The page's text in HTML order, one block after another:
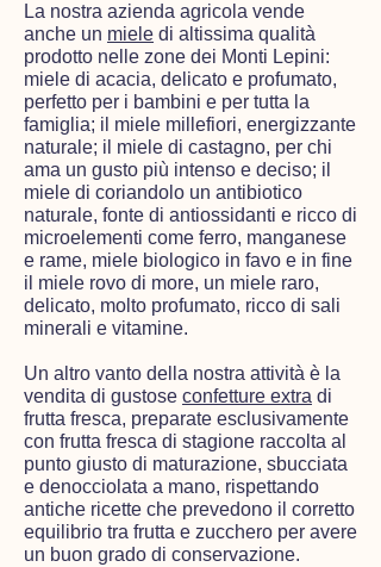
La nostra azienda agricola vende
anche un miele di altissima qualità
prodotto nelle zone dei Monti Lepini:
miele di acacia, delicato e profumato,
perfetto per i bambini e per tutta la
famiglia; il miele millefiori, energizzante
naturale; il miele di castagno, per chi
ama un gusto più intenso e deciso; il
miele di coriandolo un antibiotico
naturale, fonte di antiossidanti e ricco di
microelementi come ferro, manganese
e rame, miele biologico in favo e in fine
il miele rovo di more, un miele raro,
delicato, molto profumato, ricco di sali
minerali e vitamine.
Un altro vanto della nostra attività è la
vendita di gustose confetture extra di
frutta fresca, preparate esclusivamente
con frutta fresca di stagione raccolta al
punto giusto di maturazione, sbucciata
e denocciolata a mano, rispettando
antiche ricette che prevedono il corretto
equilibrio tra frutta e zucchero per avere
un buon grado di conservazione.